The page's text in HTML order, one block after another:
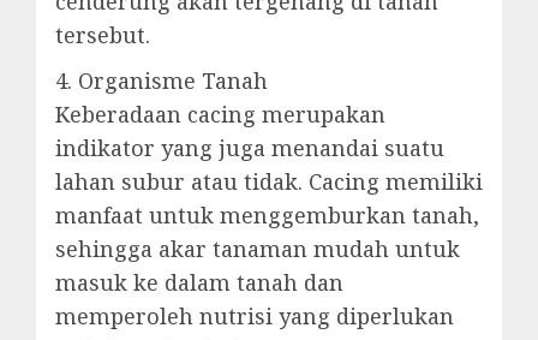
tersebut.
4. Organisme Tanah
Keberadaan cacing merupakan
indikator yang juga menandai suatu
lahan subur atau tidak. Cacing memiliki
manfaat untuk menggemburkan tanah,
sehingga akar tanaman mudah untuk
masuk ke dalam tanah dan
memperoleh nutrisi yang diperlukan